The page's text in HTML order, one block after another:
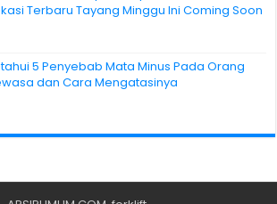
Terbaru Tayang Minggu Ini Coming Soon
5 Penyebab Mata Minus Pada Orang
dan Cara Mengatasinya